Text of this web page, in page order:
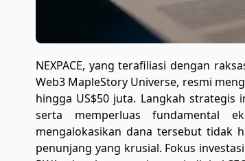
​NEXPACE, yang terafiliasi dengan
Web3 MapleStory Universe, resmi
hingga US$50 juta. Langkah
serta memperluas fundamental
mengalokasikan dana tersebut tidak
penunjang yang krusial. Fokus